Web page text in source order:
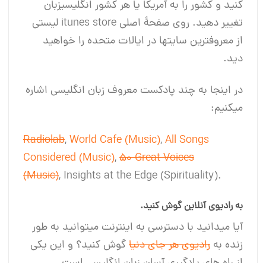
کنید و کشور را به آمریکا یا هر کشور انگلیسی‎زبان
تغییر دهید. روی صفحۀ اصلی itunes store لیستی
از معروف‎ترین سایت‎ها در ایالات متحده را خواهید
دید.
در اینجا به چند پادکست معروف زبان انگلیسی اشاره
می‎کنیم:
Radiolab,World Cafe (Music),All Songs
Considered (Music),50 Great Voices
(Music), Insights at the Edge (Spirituality).
به رادیوی آنلاین گوش کنید.
آیا می‎دانید با دسترسی به اینترنت می‎توانید به طور
زنده به رادیوی هر جای دنیاگوش کنید؟ و این یکی